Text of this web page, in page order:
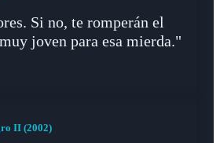
Si no, te romperán el
joven para esa mierda."
II (2002)